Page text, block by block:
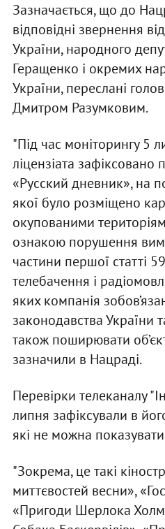
Зазначається, що до
відповідні звернення
України, народного
Геращенко і окремих
України, переслані
Дмитром Разумковим.
"Під час моніторингу 5
ліцензіата зафіксовано
«Русский дневник», на
якої було розміщено
окупованими
ознакою порушення
частини першої статті
телебачення і
яких компанія
законодавства України
також поширювати
зазначили в Нацраді.
Перевірки телеканалу
липня зафіксували в
які не можна
"Зокрема, це такі
миттєвостей весни»,
«Пригоди Шерлока